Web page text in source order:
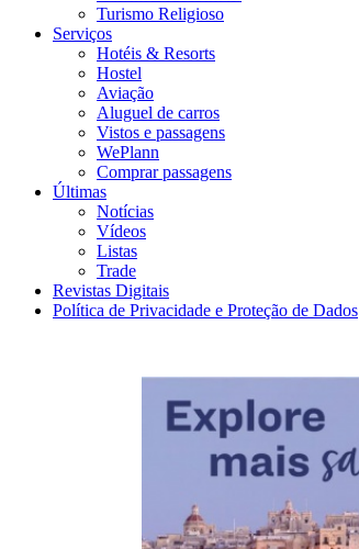
Turismo Religioso
Serviços
Hotéis & Resorts
Hostel
Aviação
Aluguel de carros
Vistos e passagens
WePlann
Comprar passagens
Últimas
Notícias
Vídeos
Listas
Trade
Revistas Digitais
Política de Privacidade e Proteção de Dados